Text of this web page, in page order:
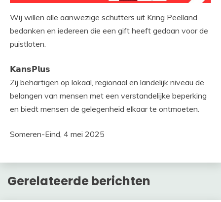
Wij willen alle aanwezige schutters uit Kring Peelland
bedanken en iedereen die een gift heeft gedaan voor de
puistloten.
𝗞𝗮𝗻𝘀𝗣𝗹𝘂𝘀
Zij behartigen op lokaal, regionaal en landelijk niveau de
belangen van mensen met een verstandelijke beperking
en biedt mensen de gelegenheid elkaar te ontmoeten.
Someren-Eind, 4 mei 2025
Gerelateerde berichten